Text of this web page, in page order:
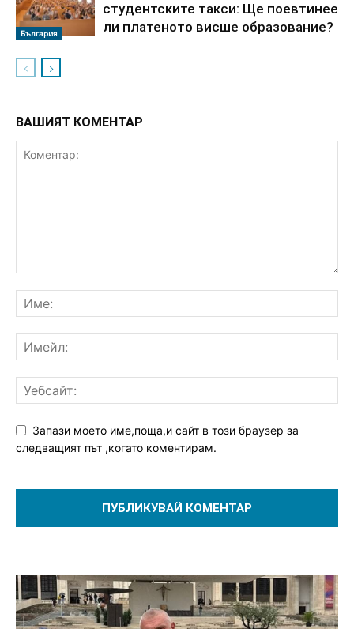
България
студентските такси: Ще поевтинее
ли платеното висше образование?
ВАШИЯТ КОМЕНТАР
Запази моето име,поща,и сайт в този браузер за
следващият път ,когато коментирам.